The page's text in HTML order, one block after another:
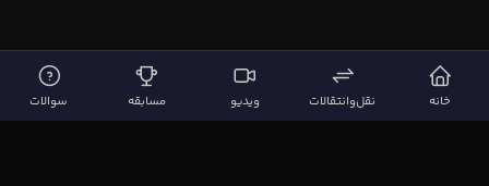
خانه نقل‌وانتقالات ویدیو مسابقه سوالات